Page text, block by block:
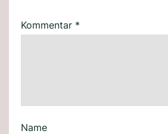
Kommentar *
Name